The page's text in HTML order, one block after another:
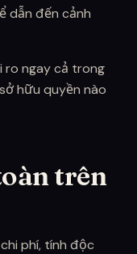
dẫn đến cảnh
ro ngay cả trong
hữu quyền nào
trên
phí, tính độc